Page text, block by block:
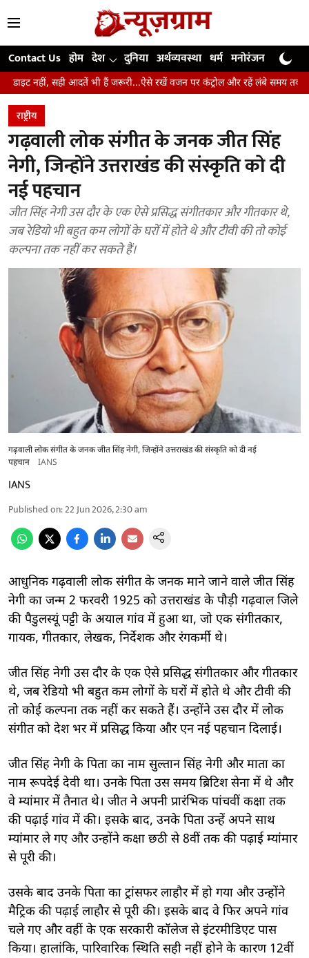
Contact Us होम देश दुनिया अर्थव्यवस्था धर्म मनोरंजन खेल
आदतें भी हैं जरूरी...ऐसे रखें वजन पर कंट्रोल और रहें लंबे समय तक स्वस्थ
राष्ट्रीय
गढ़वाली लोक संगीत के जनक जीत सिंह
नेगी, जिन्होंने उत्तराखंड की संस्कृति को दी
नई पहचान
जीत सिंह नेगी उस दौर के एक ऐसे प्रसिद्ध संगीतकार और गीतकार थे,
जब रेडियो भी बहुत कम लोगों के घरों में होते थे और टीवी की तो कोई
कल्पना तक नहीं कर सकते हैं।
गढ़वाली लोक संगीत के जनक जीत सिंह नेगी, जिन्होंने उत्तराखंड की संस्कृति को दी नई
पहचान
IANS
IANS
Published on:22 Jun 2026, 2:30 am
आधुनिक गढ़वाली लोक संगीत के जनक माने जाने वाले जीत सिंह
नेगी का जन्म 2 फरवरी 1925 को उत्तराखंड के पौड़ी गढ़वाल जिले
की पैडुलस्यूं पट्टी के अयाल गांव में हुआ था, जो एक संगीतकार,
गायक, गीतकार, लेखक, निर्देशक और रंगकर्मी थे।
जीत सिंह नेगी उस दौर के एक ऐसे प्रसिद्ध संगीतकार और गीतकार
थे, जब रेडियो भी बहुत कम लोगों के घरों में होते थे और टीवी की
तो कोई कल्पना तक नहीं कर सकते हैं। उन्होंने उस दौर में लोक
संगीत को देश भर में प्रसिद्ध किया और एन नई पहचान दिलाई।
जीत सिंह नेगी के पिता का नाम सुल्तान सिंह नेगी और माता का
नाम रूपदेई देवी था। उनके पिता उस समय ब्रिटिश सेना में थे और
वे म्यांमार में तैनात थे। जीत ने अपनी प्रारंभिक पांचवीं कक्षा तक
की पढ़ाई गांव में की। इसके बाद, उनके पिता उन्हें अपने साथ
म्यांमार ले गए और उन्होंने कक्षा छठी से 8वीं तक की पढ़ाई म्यांमार
से पूरी की।
उसके बाद उनके पिता का ट्रांसफर लाहौर में हो गया और उन्होंने
मैट्रिक की पढ़ाई लाहौर से पूरी की। इसके बाद वे फिर अपने गांव
चले गए और वहीं के एक सरकारी कॉलेज से इंटरमीडिएट पास
किया। हालांकि, पारिवारिक स्थिति सही नहीं होने के कारण 12वीं